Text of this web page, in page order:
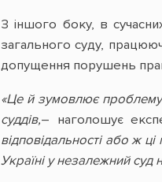
З іншого боку, в
загального суду,
допущення порушень прав
«Це й зумовлює проблему
суддів,– наголошує
відповідальності або ж
Україні у незалежний суд